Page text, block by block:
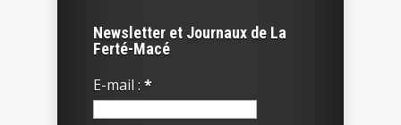
Newsletter et Journaux de La
Ferté-Macé
E-mail : *